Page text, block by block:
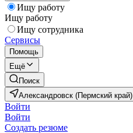
Ищу работу
Ищу работу
Ищу сотрудника
Сервисы
Помощь
Ещё
Поиск
Александровск (Пермский край)
Войти
Войти
Создать резюме